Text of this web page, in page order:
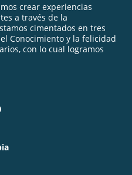
crear experiencias
a través de la
cimentados en tres
Conocimiento y la felicidad
con lo cual logramos